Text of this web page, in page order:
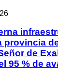
provincia
de
95 % de